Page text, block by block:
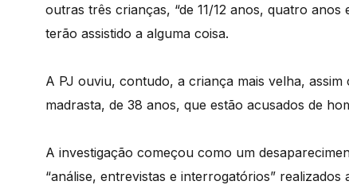
outras três crianças, “de 11/12 anos, quatro
terão assistido a alguma coisa.
A PJ ouviu, contudo, a criança mais velha,
madrasta, de 38 anos, que estão acusados de
A investigação começou como um
“análise, entrevistas e interrogatórios” realizados